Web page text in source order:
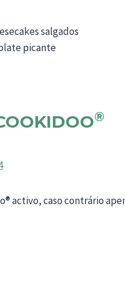
salgados
picante
®
activo, caso contrário